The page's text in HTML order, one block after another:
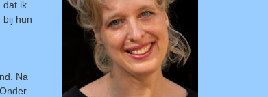
dat ik
bij hun
Na